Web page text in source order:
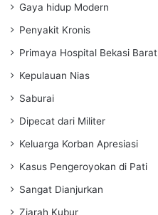
Gaya hidup Modern
Penyakit Kronis
Primaya Hospital Bekasi Barat
Kepulauan Nias
Saburai
Dipecat dari Militer
Keluarga Korban Apresiasi
Kasus Pengeroyokan di Pati
Sangat Dianjurkan
Ziarah Kubur